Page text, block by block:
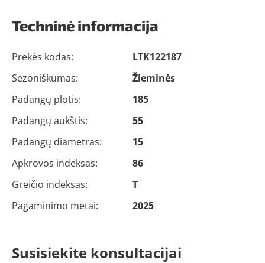
Techninė informacija
Prekės kodas:
LTK122187
Sezoniškumas:
Žieminės
Padangų plotis:
185
Padangų aukštis:
55
Padangų diametras:
15
Apkrovos indeksas:
86
Greičio indeksas:
T
Pagaminimo metai:
2025
Susisiekite konsultacijai